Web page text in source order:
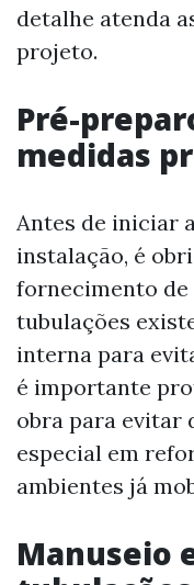
detalhe atenda
projeto.
Pré-
medidas
Antes de iniciar
instalação, é
fornecimento de
tubulações
interna para
é importante
obra para evitar
especial em
ambientes já
Manuseio